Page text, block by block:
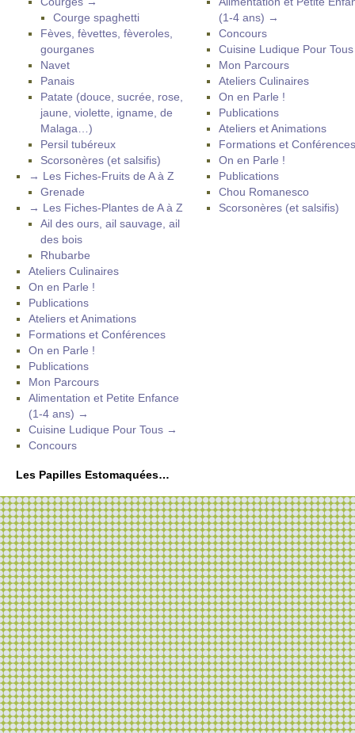
Courge spaghetti
Fèves, fèvettes, fèveroles,
gourganes
Navet
Panais
Patate (douce, sucrée, rose,
jaune, violette, igname, de
Malaga…)
Persil tubéreux
Scorsonères (et salsifis)
→ Les Fiches-Fruits de A à Z
Grenade
→ Les Fiches-Plantes de A à Z
Ail des ours, ail sauvage, ail
des bois
Rhubarbe
Ateliers Culinaires
On en Parle !
Publications
Ateliers et Animations
Formations et Conférences
On en Parle !
Publications
Mon Parcours
Alimentation et Petite Enfance
(1-4 ans) →
Cuisine Ludique Pour Tous →
Concours
(1-4 ans) →
Concours
Cuisine Ludique Pour
Mon Parcours
Ateliers Culinaires
On en Parle !
Publications
Ateliers et Animations
Formations et Conférences
On en Parle !
Publications
Chou Romanesco
Scorsonères (et salsifis)
Les Papilles Estomaquées…